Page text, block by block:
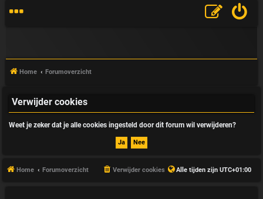
V
Home Forumoverzicht
Verwijder cookies
Weet je zeker dat je alle cookies ingesteld door dit forum wil verwijderen?
Home Forumoverzicht Alle tijden zijn UTC+01:00
Verwijder cookies